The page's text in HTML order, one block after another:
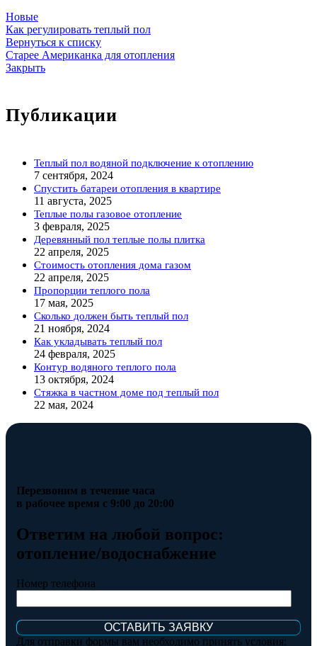
Новые
Как регулировать теплый пол
Вернуться к списку
Старее Американка для отопления
Закрыть
Публикации
Теплый пол водяной подключение к отоплению
7 сентября, 2024
Спустить батареи отопления в квартире
11 августа, 2025
Теплые полы газовое отопление
3 февраля, 2025
Деревянный пол теплые полы плитка
22 апреля, 2025
Стоимость отопления дома газом
22 апреля, 2025
Пропорции теплого пола
17 мая, 2025
Сколько должен быть теплый пол
21 ноября, 2024
Как укладывать теплый пол
24 февраля, 2025
Контур водяного теплого пола
13 октября, 2024
Стяжка в частном доме под теплый пол
22 мая, 2024
Перезвоним в течение часа
в рабочее время с 9:00 до 20:00
Ответим на любой вопрос:
отопление/водоснабжение
Номер телефона
Для отправки формы вам необходимо принять условия: